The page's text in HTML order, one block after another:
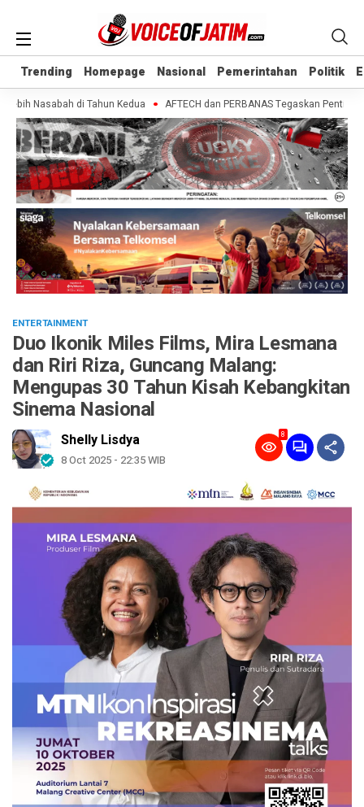
Trending Homepage Nasional Pemerintahan Politik
Trending Homepage Nasional Pemerintahan Politik
Nasabah di Tahun Kedua AFTECH dan PERBANAS Tegaskan
ENTERTAINMENT
Duo Ikonik Miles Films, Mira Lesmana
dan Riri Riza, Guncang Malang:
Mengupas 30 Tahun Kisah Kebangkitan
Sinema Nasional
Shelly Lisdya
8 Oct 2025 - 22:35 WIB
8